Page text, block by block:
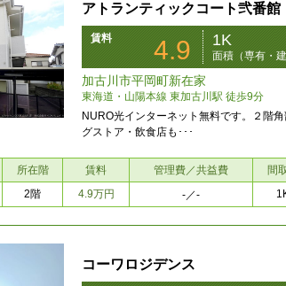
アトランティックコート弐番館
賃料 4.9 1K
面積（専有・
加古川市平岡町新在家
東海道・山陽本線 東加古川駅 徒歩9分
NURO光インターネット無料です。２階
グストア・飲食店も･･･
所在階 賃料 管理費／共益費 間
2階
4.9万円 -／-
コーワロジデンス